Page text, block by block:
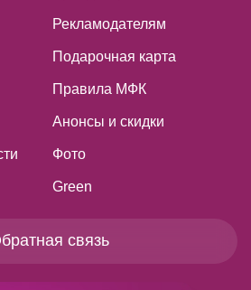
Рекламодателям
Подарочная карта
Правила МФК
Анонсы и скидки
Фото
Green
связь